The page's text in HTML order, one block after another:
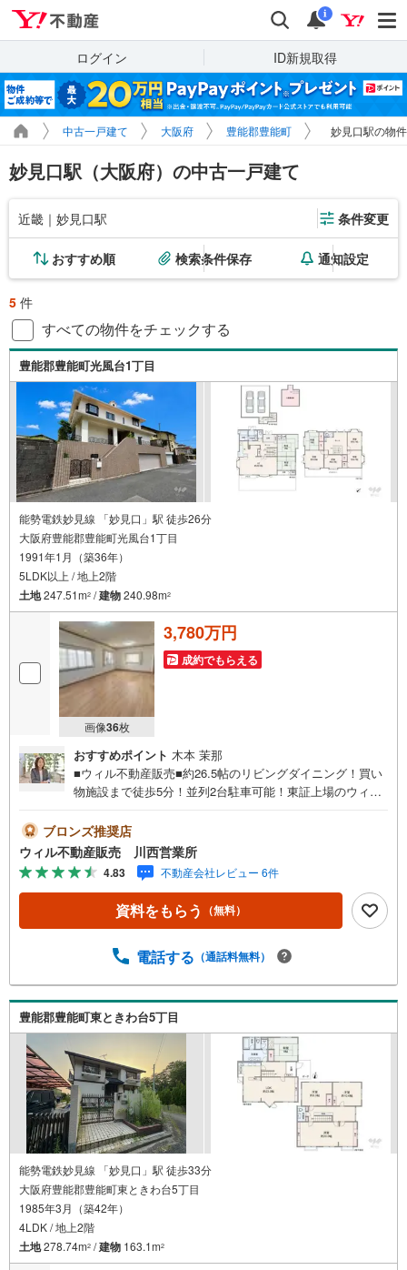
検索 通知
i
ログイン ID新規取得
中古一戸建て 大阪府 豊能郡豊能町 妙見口駅の物
妙見口駅（大阪府）の中古一戸建て
近畿｜妙見口駅 条件変更
おすすめ順 検索条件保存 通知設定
5 件
すべての物件をチェックする
豊能郡豊能町光風台1丁目
能勢電鉄妙見線 「妙見口」駅 徒歩26分
大阪府豊能郡豊能町光風台1丁目
1991年1月（築36年）
5LDK以上 / 地上2階
土地247.51m2 /建物240.98m2
画像36枚
3,780万円
成約でもらえる
おすすめポイント 木本 茉那
■ウィル不動産販売■約26.5帖のリビングダイニング！買い
物施設まで徒歩5分！並列2台駐車可能！東証上場のウィル
能勢口」駅から徒歩1分。駐車場完備。キッズスペースもあ
るのでぜひご家族皆さまでお越しください。掲載物件以外
にも阪神北摂間で約1万件からご紹介！一緒にあなたにとっ
てベストなお住まいを探しましょう。平日特典あり！■お仕
事で忙しい方も安心！事前にご予約頂きましたら、営業時
間外でのご案内もご対応致します。【営業時間 10:00-19:0
ります。ぜひお気軽にご連絡ください！■現地案内会でお好
地を見学する（無料）」ボタンよりご希望の日時をご記入
いただけますとスムーズにご案内が可能です。弊社は阪神
間北摂に11店舗（神戸市～高槻市）ございます。本物件以
外、川西市・猪名川町以外にも気になる物件のご案内も可
能です。
ブロンズ推奨店
ウィル不動産販売 川西営業所
4.83 不動産会社レビュー 6件
資料をもらう （無料）
電話する （通話料無料）
豊能郡豊能町東ときわ台5丁目
能勢電鉄妙見線 「妙見口」駅 徒歩33分
大阪府豊能郡豊能町東ときわ台5丁目
1985年3月（築42年）
4LDK / 地上2階
土地278.74m2 /建物 163.1m2